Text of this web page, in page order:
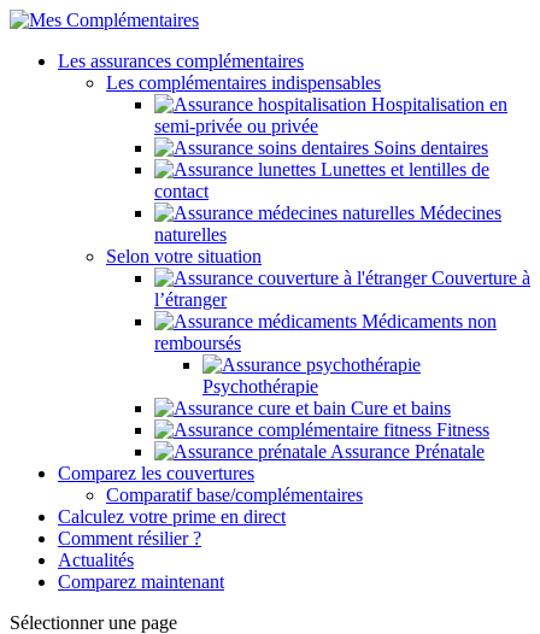
Les assurances complémentaires
Les complémentaires indispensables
Hospitalisation en
semi-privée ou privée
Soins dentaires
Lunettes et lentilles de
contact
Médecines
naturelles
Selon votre situation
Couverture à
l’étranger
Médicaments non
remboursés
Psychothérapie
Cure et bains
Fitness
Assurance Prénatale
Comparez les couvertures
Comparatif base/complémentaires
Calculez votre prime en direct
Comment résilier ?
Actualités
Comparez maintenant
Sélectionner une page